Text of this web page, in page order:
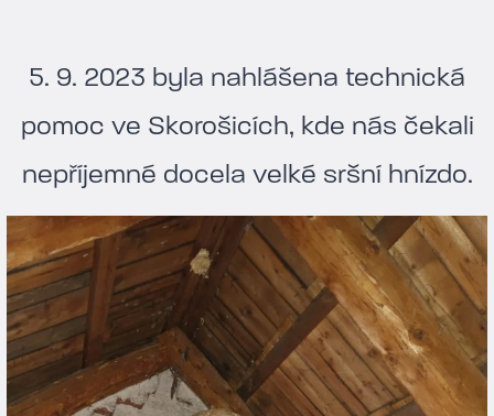
5. 9. 2023 byla nahlášena technická
pomoc ve Skorošicích, kde nás čekali
nepříjemné docela velké sršní hnízdo.